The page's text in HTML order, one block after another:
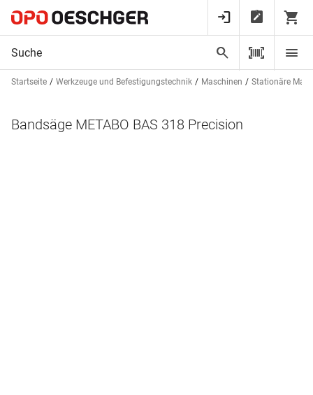
Startseite Werkzeuge und Befestigungstechnik Maschinen Stationäre
Bandsäge METABO BAS 318 Precision